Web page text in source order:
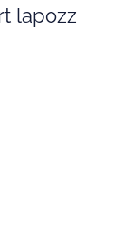
lapozz